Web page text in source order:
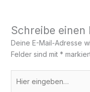
Schreibe einen
Deine E-Mail-Adresse
Felder sind mit *
eingeben…